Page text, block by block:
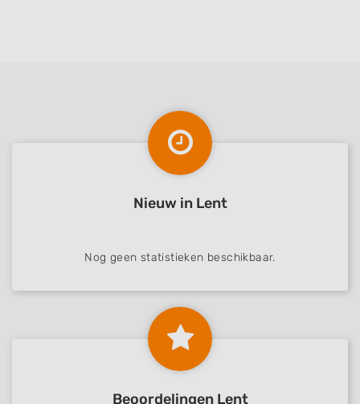
Nieuw in Lent
Nog geen statistieken beschikbaar.
Beoordelingen Lent